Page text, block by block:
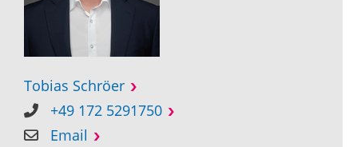
Tobias Schröer
+49 172 5291750
Email